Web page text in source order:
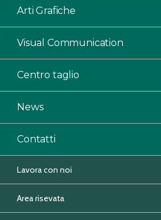
Arti Grafiche
Visual Communication
Centro taglio
News
Contatti
Lavora con noi
Area risevata